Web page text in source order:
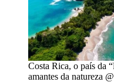
Costa Rica, o país da
amantes da natureza